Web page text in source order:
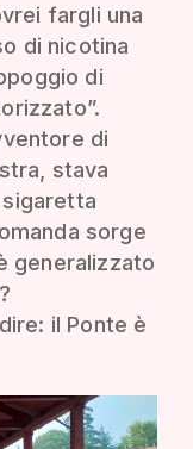
fargli una
di nicotina
di
di
stava
sorge
generalizzato
il Ponte è